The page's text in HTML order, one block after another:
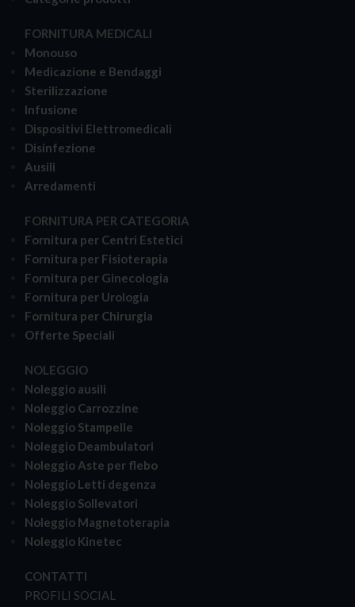
FORNITURA MEDICALI
Monouso
Medicazione e Bendaggi
Sterilizzazione
Infusione
Dispositivi Elettromedicali
Disinfezione
Ausili
Arredamenti
FORNITURA PER CATEGORIA
Fornitura per Centri Estetici
Fornitura per Fisioterapia
Fornitura per Ginecologia
Fornitura per Urologia
Fornitura per Chirurgia
Offerte Speciali
NOLEGGIO
Noleggio ausili
Noleggio Carrozzine
Noleggio Stampelle
Noleggio Deambulatori
Noleggio Aste per flebo
Noleggio Letti degenza
Noleggio Sollevatori
Noleggio Magnetoterapia
Noleggio Kinetec
CONTATTI
PROFILI SOCIAL